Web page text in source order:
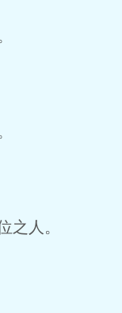
之人。